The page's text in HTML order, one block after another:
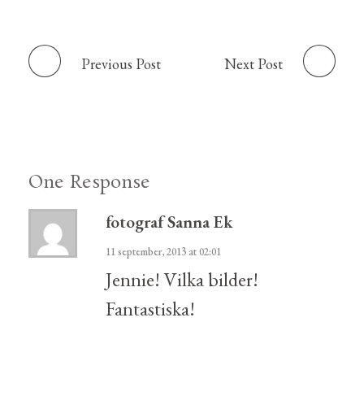
Previous Post Next Post
One Response
fotograf Sanna Ek
11 september, 2013 at 02:01
Jennie! Vilka bilder!
Fantastiska!